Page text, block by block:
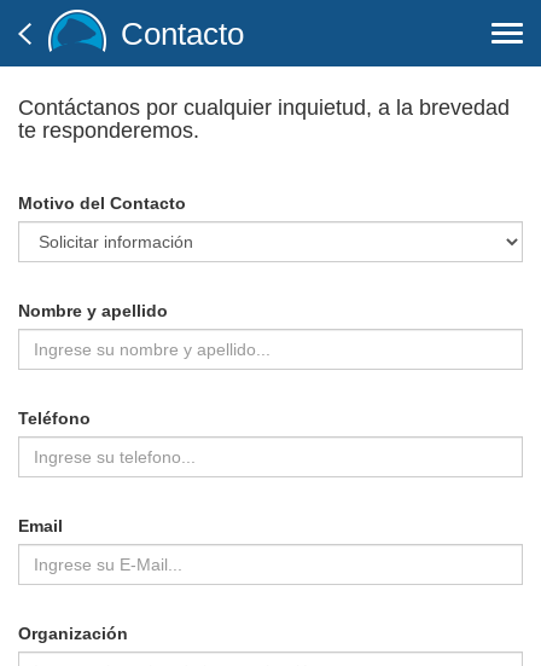
Contacto
Contáctanos por cualquier inquietud, a la brevedad
te responderemos.
Motivo del Contacto
Nombre y apellido
Teléfono
Email
Organización